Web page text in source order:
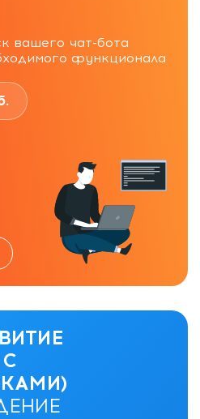
вашего чат-бота
функционала